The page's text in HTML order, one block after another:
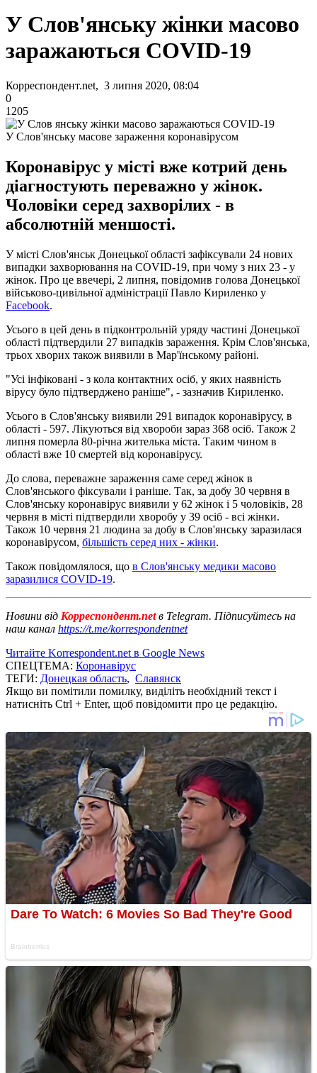
У Слов'янську жінки масово
заражаються COVID-19
Корреспондент.net, 3 липня 2020, 08:04
0
1205
У Слов'янську масове зараження коронавірусом
Коронавірус у місті вже котрий день
діагностують переважно у жінок.
Чоловіки серед захворілих - в
абсолютній меншості.
У місті Слов'янськ Донецької області зафіксували 24 нових
випадки захворювання на COVID-19, при чому з них 23 - у
жінок. Про це ввечері, 2 липня, повідомив голова Донецької
військово-цивільної адміністрації Павло Кириленко у
Facebook.
Усього в цей день в підконтрольній уряду частині Донецької
області підтвердили 27 випадків зараження. Крім Слов'янська,
трьох хворих також виявили в Мар'їнському районі.
"Усі інфіковані - з кола контактних осіб, у яких наявність
вірусу було підтверджено раніше", - зазначив Кириленко.
Усього в Слов'янську виявили 291 випадок коронавірусу, в
області - 597. Лікуються від хвороби зараз 368 осіб. Також 2
липня померла 80-річна жителька міста. Таким чином в
області вже 10 смертей від коронавірусу.
До слова, переважне зараження саме серед жінок в
Слов'янського фіксували і раніше. Так, за добу 30 червня в
Слов'янську коронавірус виявили у 62 жінок і 5 чоловіків, 28
червня в місті підтвердили хворобу у 39 осіб - всі жінки.
Також 10 червня 21 людина за добу в Слов'янську заразилася
коронавірусом, більшість серед них - жінки.
Також повідомлялося, що в Слов'янську медики масово
заразилися COVID-19.
Новини від Корреспондент.netв Telegram. Підписуйтесь на
наш канал https://t.me/korrespondentnet
Читайте Korrespondent.net в Google News
СПЕЦТЕМА: Коронавірус
ТЕГИ: Донецкая область, Славянск
Якщо ви помітили помилку, виділіть необхідний текст і
натисніть Ctrl + Enter, щоб повідомити про це редакцію.